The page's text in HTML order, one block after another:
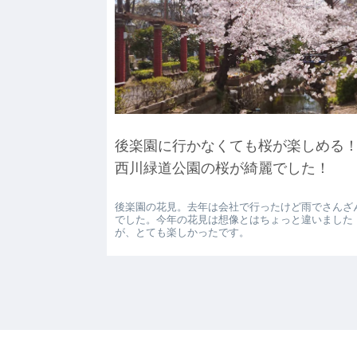
後楽園に行かなくても桜が楽しめる
西川緑道公園の桜が綺麗でした！
後楽園の花見。去年は会社で行ったけど雨でさんざ
でした。今年の花見は想像とはちょっと違いました
が、とても楽しかったです。